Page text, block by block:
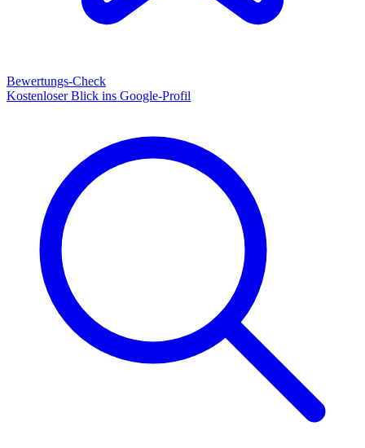
Bewertungs-Check
Kostenloser Blick ins Google-Profil